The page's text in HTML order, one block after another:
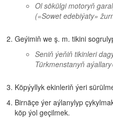
Ol sökülgi motoryň
(«Sowet edebiýaty»
Geýimiň we ş. m. tikini
Seniň ýeňiň tikinleri
Türkmenstanyň
Köpýyllyk ekinleriň ýeri
Birnäçe ýer aýlanylyp
köp ýol geçilmek.